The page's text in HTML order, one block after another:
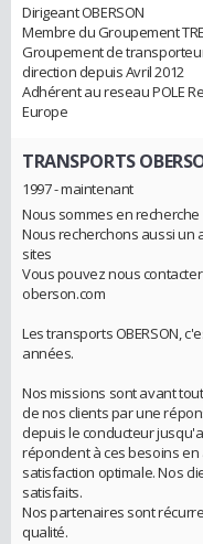
Dirigeant OBERSON
Membre du Groupement
Groupement de
direction depuis Avril 2012
Adhérent au reseau POLE
Europe
TRANSPORTS
1997 - maintenant
Nous sommes en
Nous recherchons aussi
sites
Vous pouvez nous
oberson.com
Les transports OBERSON,
années.
Nos missions sont avant
de nos clients par une
depuis le conducteur
répondent à ces besoins
satisfaction optimale. Nos
satisfaits.
Nos partenaires sont
qualité.